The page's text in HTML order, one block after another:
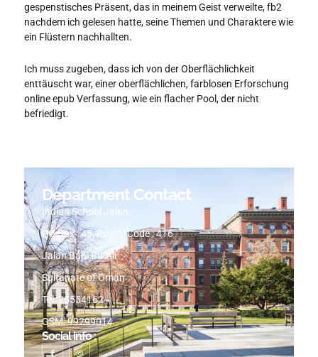
gespenstisches Präsent, das in meinem Geist verweilte, fb2
nachdem ich gelesen hatte, seine Themen und Charaktere wie
ein Flüstern nachhallten.
Ich muss zugeben, dass ich von der Oberflächlichkeit
enttäuscht war, einer oberflächlichen, farblosen Erforschung
online epub Verfassung, wie ein flacher Pool, der nicht
befriedigt.
Department Contact
Indian School Jalan
PO Box : 45, Postal Code : 416
Jalan Bani Bu-Ali
Sultanate of Oman
Tel: 25554162
GSM: 99299014
Social info :
I
c
I
n